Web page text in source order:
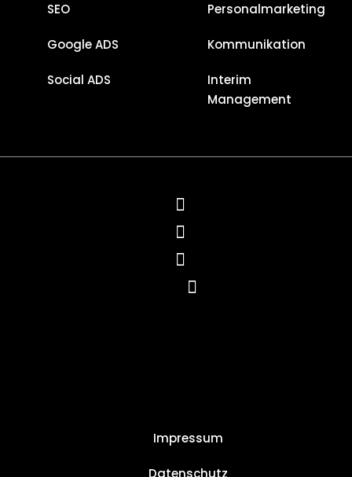
SEO
Google ADS
Social ADS
Personalmarketing
Kommunikation
Interim
Management
Impressum
Datenschutz